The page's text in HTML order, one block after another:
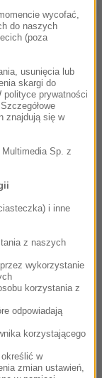
najnowszego
o wokal
samego Vina
– "Kygo to
as I am...
and
17, 2017
for it...
magic.
wycofać,
do naszych
(poza
usunięcia lub
skargi do
polityce prywatności
znajdują się w
Sp. z
i inne
z naszych
wykorzystanie
korzystania z
odpowiadają
korzystającego
w
zmian ustawień,